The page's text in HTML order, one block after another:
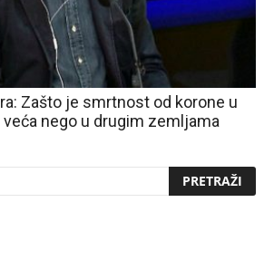
Zašto je smrtnost od korone u
nego u drugim zemljama